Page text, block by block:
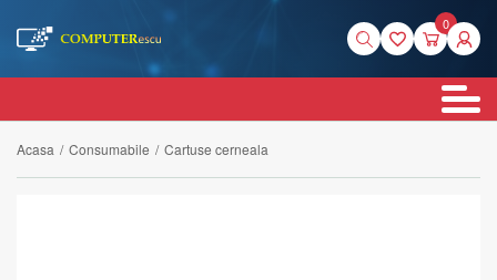
0
Acasa / Consumabile / Cartuse cerneala